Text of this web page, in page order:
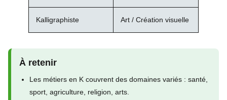
Kalligraphiste Art / Création visuelle
À retenir
Les métiers en K couvrent des domaines variés : santé,
sport, agriculture, religion, arts.